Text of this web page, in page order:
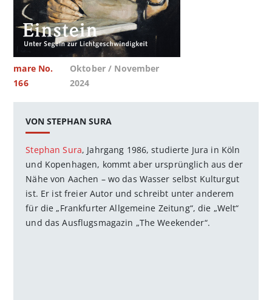
mare No.
166
Oktober / November
2024
VON STEPHAN SURA
Stephan Sura, Jahrgang 1986, studierte Jura in Köln
und Kopenhagen, kommt aber ursprünglich aus der
Nähe von ­Aachen – wo das Wasser selbst Kulturgut
ist. Er ist freier Autor und schreibt unter ­anderem
für die „Frankfurter ­Allgemeine Zeitung“, die „Welt“
und das Ausflugs­magazin „The Weekender“.